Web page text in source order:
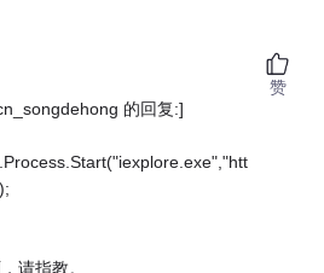
的回复:]
请指教。
赞